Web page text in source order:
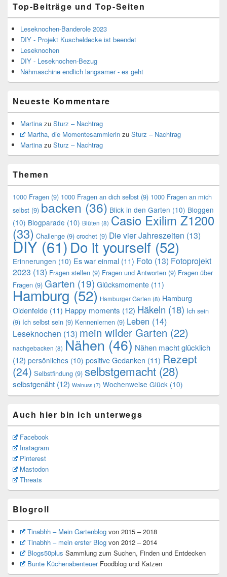
Top-Beiträge und Top-Seiten
Leseknochen-Banderole 2023
DIY - Projekt Kuscheldecke ist beendet
Leseknochen
DIY - Leseknochen-Bezug
Nähmaschine endlich langsamer - es geht
Neueste Kommentare
Martina zu Sturz – Nachtrag
Martha, die Momentesammlerinzu Sturz – Nachtrag
Martina zu Sturz – Nachtrag
Themen
1000 Fragen (9) 1000 Fragen an dich selbst (9) 1000 Fragen an mich
selbst (9) backen (36) Blick in den Garten (10) Bloggen
(10) Blogparade (10) Blüten (8) Casio Exilim Z1200
(33) Challenge (9) crochet (9) Die vier Jahreszeiten (13)
DIY (61)Do it yourself (52)
Erinnerungen (10) Es war einmal (11) Foto (13) Fotoprojekt
2023 (13) Fragen stellen (9) Fragen und Antworten (9) Fragen über
Fragen (9) Garten (19) Glücksmomente (11)
Hamburg (52) Hamburger Garten (8) Hamburg
Oldenfelde (11) Happy moments (12) Häkeln (18) Ich sein
(9) Ich selbst sein (9) Kennenlernen (9) Leben (14)
Leseknochen (13) mein wilder Garten (22)
nachgebacken (8) Nähen (46) Nähen macht glücklich
(12) persönliches (10) positive Gedanken (11) Rezept
(24) Selbstfindung (9) selbstgemacht (28)
selbstgenäht (12) Walnuss (7) Wochenweise Glück (10)
Auch hier bin ich unterwegs
Facebook
Instagram
Pinterest
Mastodon
Threats
Blogroll
Tinabhh – Mein Gartenblogvon 2015 – 2018
Tinabhh – mein erster Blogvon 2012 – 2014
Blogs50plus Sammlung zum Suchen, Finden und Entdecken
Bunte KüchenabenteuerFoodblog und Katzen